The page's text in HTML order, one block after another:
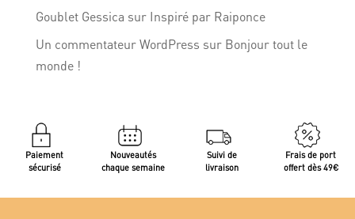
Goublet Gessica sur Inspiré par Raiponce
Un commentateur WordPress sur Bonjour tout le
monde !
Paiement
sécurisé
Nouveautés
chaque semaine
Suivi de
livraison
Frais de port
offert dès 49€